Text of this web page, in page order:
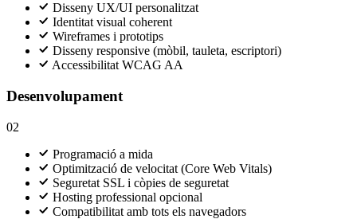
Disseny UX/UI personalitzat
Identitat visual coherent
Wireframes i prototips
Disseny responsive (mòbil, tauleta, escriptori)
Accessibilitat WCAG AA
Desenvolupament
02
Programació a mida
Optimització de velocitat (Core Web Vitals)
Seguretat SSL i còpies de seguretat
Hosting professional opcional
Compatibilitat amb tots els navegadors